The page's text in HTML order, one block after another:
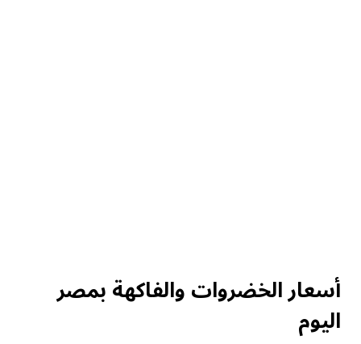
أسعار الخضروات والفاكهة بمصر
اليوم